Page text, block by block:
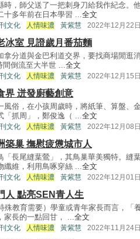
時，師父送了一把刺身刀給我作紀念。
十多年前在日本學習 ...全文
文化 人情味濃 黃紫慧 2022年12月22日
冰室 見證歲月番茄麵
拿分道與金巴利道交界，要找商場閒逛
間倒流至大半世 ...全文
文化 人情味濃 黃紫慧 2022年12月15日
界 迸發廚藝創意
風俗，在小孩周歲時，將紙筆、算盤、
「抓周」，鄭俊逸（ ...全文
文化 人情味濃 黃紫慧 2022年12月08日
築巢 撫慰疲憊城市人
「長尾縫葉鶯」，其鳥巢華美獨特。縫
纖維，利用鳥啄穿絲 ...全文
文化 人情味濃 黃紫慧 2022年12月01日
人 點亮SEN青人生
殊教育需要）學童或青年家長而言，「
家長的一點回甘， ...全文
文化 人情味濃 黃紫慧 2022年11月24日